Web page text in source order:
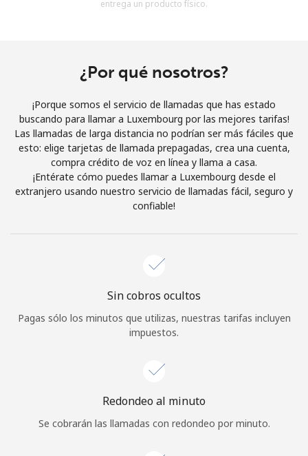
Al abrir una cuenta en este sitio web, estoy de acuerdo con
Únete
¡Hola!
Inicia sesión oREGÍSTRATE →
Iniciar Sesión
o
Continuar con
entrega un producto físico.
¿Por qué nosotros?
¡Porque somos el servicio de llamadas que has estado
buscando para llamar a Luxembourg por las mejores tarifas!
Las llamadas de larga distancia no podrían ser más fáciles que
esto: elige tarjetas de llamada prepagadas, crea una cuenta,
compra crédito de voz en línea y llama a casa.
¡Entérate cómo puedes llamar a Luxembourg desde el
extranjero usando nuestro servicio de llamadas fácil, seguro y
confiable!
Sin cobros ocultos
Pagas sólo los minutos que utilizas, nuestras tarifas incluyen
impuestos.
Redondeo al minuto
Se cobrarán las llamadas con redondeo por minuto.